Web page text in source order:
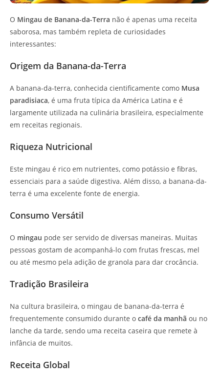
O Mingau de Banana-da-Terra não é apenas uma receita
saborosa, mas também repleta de curiosidades
interessantes:
Origem da Banana-da-Terra
A banana-da-terra, conhecida cientificamente como Musa
paradisiaca, é uma fruta típica da América Latina e é
largamente utilizada na culinária brasileira, especialmente
em receitas regionais.
Riqueza Nutricional
Este mingau é rico em nutrientes, como potássio e fibras,
essenciais para a saúde digestiva. Além disso, a banana-da-
terra é uma excelente fonte de energia.
Consumo Versátil
O mingau pode ser servido de diversas maneiras. Muitas
pessoas gostam de acompanhá-lo com frutas frescas, mel
ou até mesmo pela adição de granola para dar crocância.
Tradição Brasileira
Na cultura brasileira, o mingau de banana-da-terra é
frequentemente consumido durante o café da manhã ou no
lanche da tarde, sendo uma receita caseira que remete à
infância de muitos.
Receita Global